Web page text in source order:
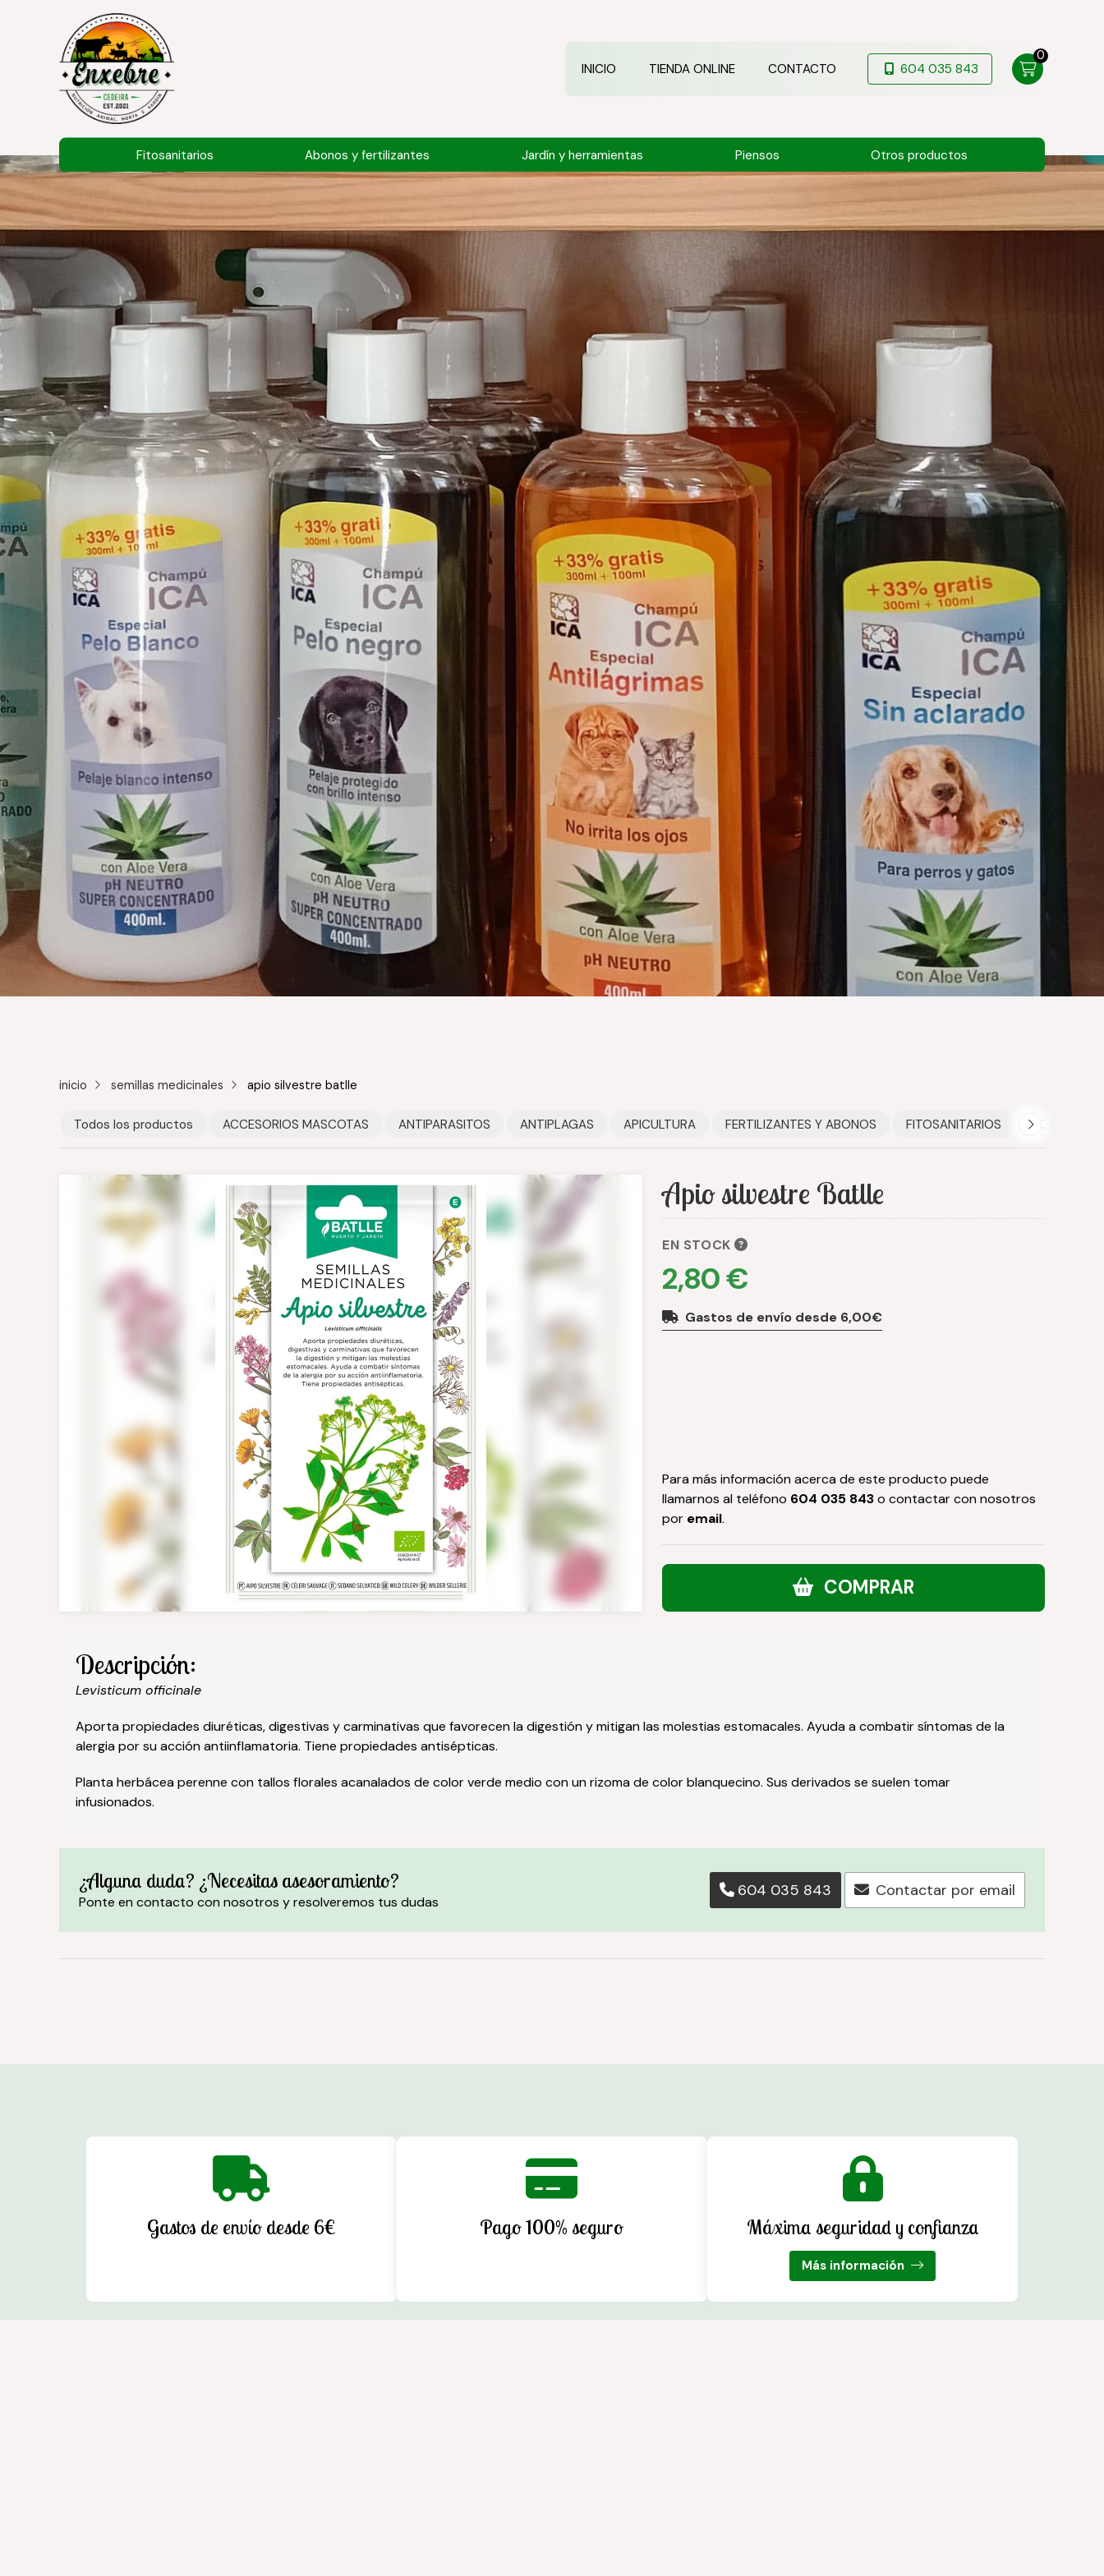
INICIO TIENDA ONLINE CONTACTO 604 035 843
0
Fitosanitarios Abonos y fertilizantes Jardín y herramientas Piensos Otros productos
inicio semillas medicinales apio silvestre batlle
Todos los productos ACCESORIOS MASCOTAS ANTIPARASITOS ANTIPLAGAS APICULTURA FERTILIZANTES Y ABONOS FITOSANITARIOS HOGAR
Apio silvestre Batlle
EN STOCK
2,80 €
Gastos de envío desde 6,00€
Para más información acerca de este producto puede
llamarnos al teléfono 604 035 843o contactar con nosotros
por email.
COMPRAR
Descripción:
Levisticum officinale
Aporta propiedades diuréticas, digestivas y carminativas que favorecen la digestión y mitigan las molestias estomacales. Ayuda a combatir síntomas de la
alergia por su acción antiinflamatoria. Tiene propiedades antisépticas.
Planta herbácea perenne con tallos florales acanalados de color verde medio con un rizoma de color blanquecino. Sus derivados se suelen tomar
infusionados.
¿Alguna duda? ¿Necesitas asesoramiento?
Ponte en contacto con nosotros y resolveremos tus dudas
604 035 843 Contactar por email
Gastos de envío desde 6€ Pago 100% seguro Máxima seguridad y confianza
Más información